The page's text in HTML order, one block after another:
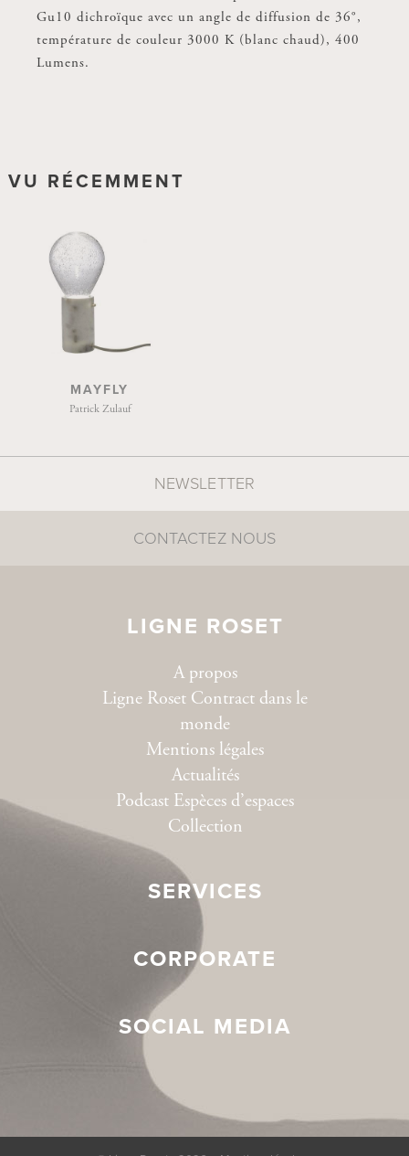
Gu10 dichroïque avec un angle de diffusion de 36°,
température de couleur 3000 K (blanc chaud), 400
Lumens.
VU RÉCEMMENT
MAYFLY
Patrick Zulauf
LIGNE ROSET
A propos
Ligne Roset Contract dans le
monde
Mentions légales
Actualités
Podcast Espèces d’espaces
Collection
SERVICES
CORPORATE
SOCIAL MEDIA
NEWSLETTER
CONTACTEZ NOUS